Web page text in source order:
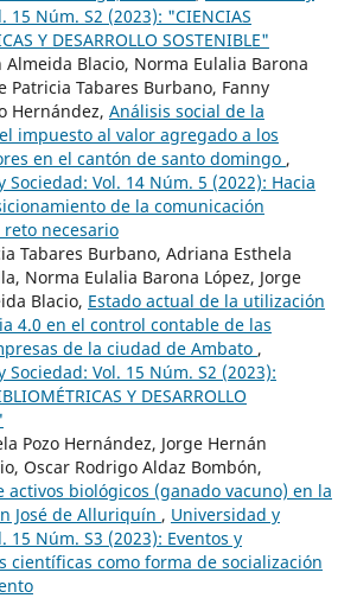
15 Núm. S2 (2023): "CIENCIAS
Y DESARROLLO SOSTENIBLE"
Almeida Blacio, Norma Eulalia Barona
Patricia Tabares Burbano, Fanny
Hernández, Análisis social de la
impuesto al valor agregado a los
en el cantón de santo domingo ,
Sociedad: Vol. 14 Núm. 5 (2022): Hacia
de la comunicación
necesario
Tabares Burbano, Adriana Esthela
Norma Eulalia Barona López, Jorge
Blacio, Estado actual de la utilización
4.0 en el control contable de las
de la ciudad de Ambato ,
Sociedad: Vol. 15 Núm. S2 (2023):
Y DESARROLLO
Pozo Hernández, Jorge Hernán
Oscar Rodrigo Aldaz Bombón,
activos biológicos (ganado vacuno) en la
José de Alluriquín , Universidad y
15 Núm. S3 (2023): Eventos y
científicas como forma de socialización